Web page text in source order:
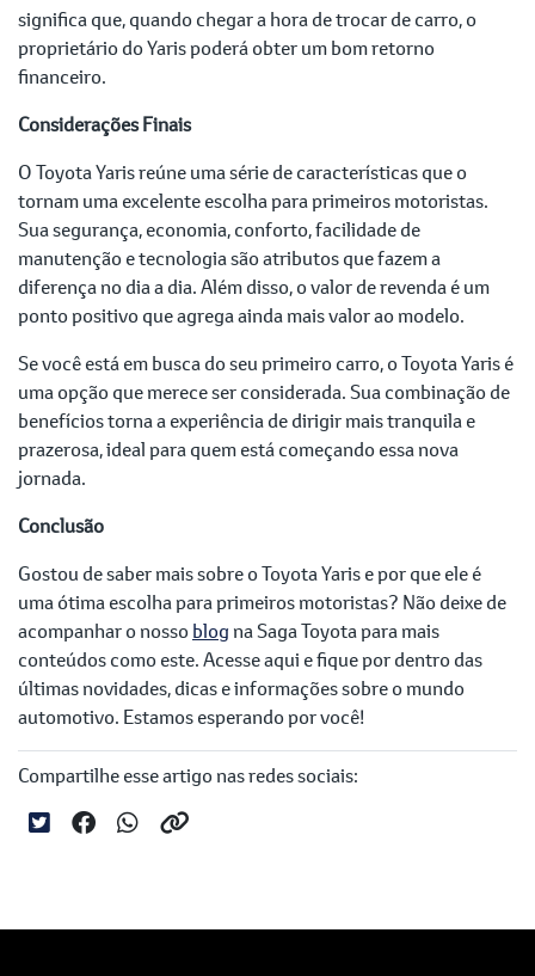
significa que, quando chegar a hora de trocar de carro, o
proprietário do Yaris poderá obter um bom retorno
financeiro.
Considerações Finais
O Toyota Yaris reúne uma série de características que o
tornam uma excelente escolha para primeiros motoristas.
Sua segurança, economia, conforto, facilidade de
manutenção e tecnologia são atributos que fazem a
diferença no dia a dia. Além disso, o valor de revenda é um
ponto positivo que agrega ainda mais valor ao modelo.
Se você está em busca do seu primeiro carro, o Toyota Yaris é
uma opção que merece ser considerada. Sua combinação de
benefícios torna a experiência de dirigir mais tranquila e
prazerosa, ideal para quem está começando essa nova
jornada.
Conclusão
Gostou de saber mais sobre o Toyota Yaris e por que ele é
uma ótima escolha para primeiros motoristas? Não deixe de
acompanhar o nosso blogna Saga Toyota para mais
conteúdos como este. Acesse aqui e fique por dentro das
últimas novidades, dicas e informações sobre o mundo
automotivo. Estamos esperando por você!
Compartilhe esse artigo nas redes sociais: